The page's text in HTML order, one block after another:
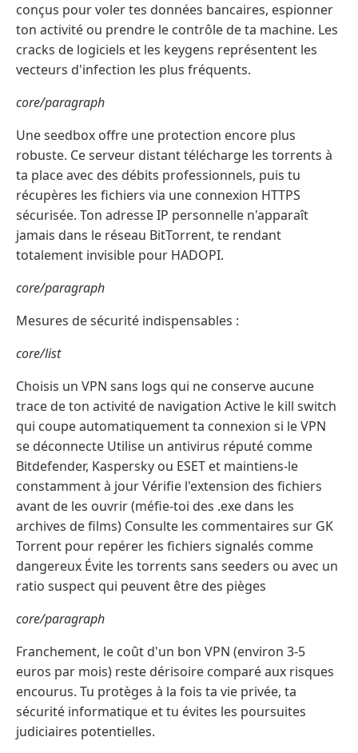
conçus pour voler tes données bancaires, espionner
ton activité ou prendre le contrôle de ta machine. Les
cracks de logiciels et les keygens représentent les
vecteurs d'infection les plus fréquents.
core/paragraph
Une seedbox offre une protection encore plus
robuste. Ce serveur distant télécharge les torrents à
ta place avec des débits professionnels, puis tu
récupères les fichiers via une connexion HTTPS
sécurisée. Ton adresse IP personnelle n'apparaît
jamais dans le réseau BitTorrent, te rendant
totalement invisible pour HADOPI.
core/paragraph
Mesures de sécurité indispensables :
core/list
Choisis un VPN sans logs qui ne conserve aucune
trace de ton activité de navigation Active le kill switch
qui coupe automatiquement ta connexion si le VPN
se déconnecte Utilise un antivirus réputé comme
Bitdefender, Kaspersky ou ESET et maintiens-le
constamment à jour Vérifie l'extension des fichiers
avant de les ouvrir (méfie-toi des .exe dans les
archives de films) Consulte les commentaires sur GK
Torrent pour repérer les fichiers signalés comme
dangereux Évite les torrents sans seeders ou avec un
ratio suspect qui peuvent être des pièges
core/paragraph
Franchement, le coût d'un bon VPN (environ 3-5
euros par mois) reste dérisoire comparé aux risques
encourus. Tu protèges à la fois ta vie privée, ta
sécurité informatique et tu évites les poursuites
judiciaires potentielles.